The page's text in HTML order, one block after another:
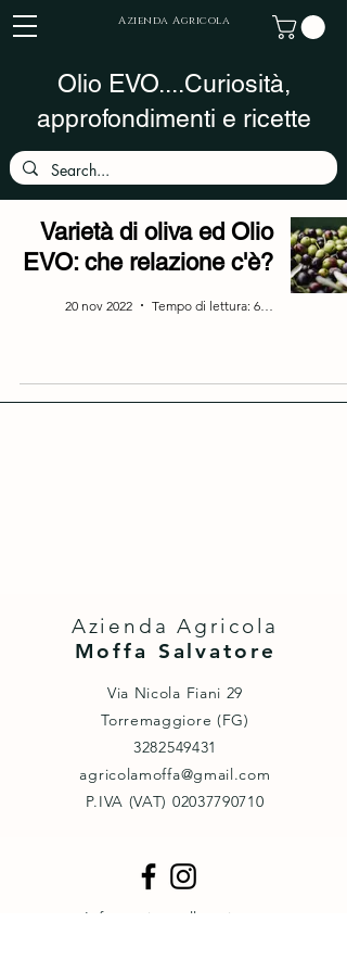
Azienda Agricola
Olio EVO....Curiosità,
approfondimenti e ricette
Varietà di oliva ed Olio
EVO: che relazione c'è?
20 nov 2022
Azienda Agricola
Moffa Salvatore
Via Nicola Fiani 29
Torremaggiore (FG)
3282549431
agricolamoffa@gmail.com
P.IVA (VAT) ‭02037790710‬
Informativa sulla privacy